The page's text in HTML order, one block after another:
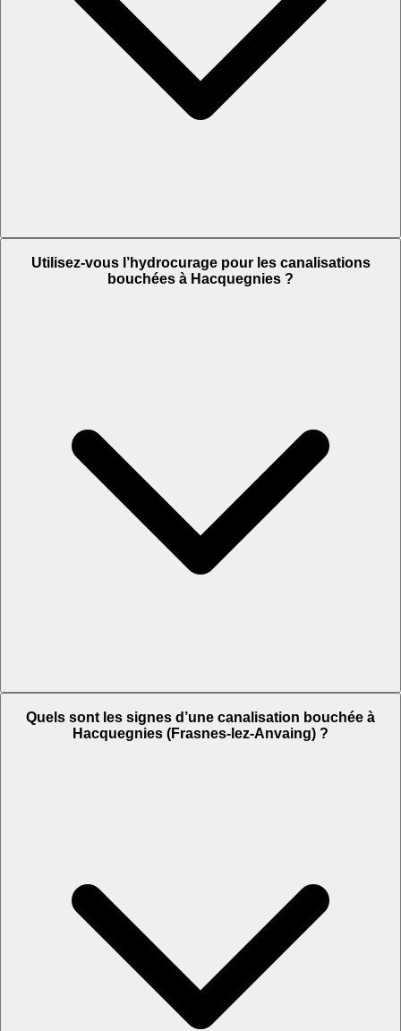
Utilisez-vous l’hydrocurage pour les canalisations
bouchées à Hacquegnies ?
Quels sont les signes d’une canalisation bouchée à
Hacquegnies (Frasnes-lez-Anvaing) ?